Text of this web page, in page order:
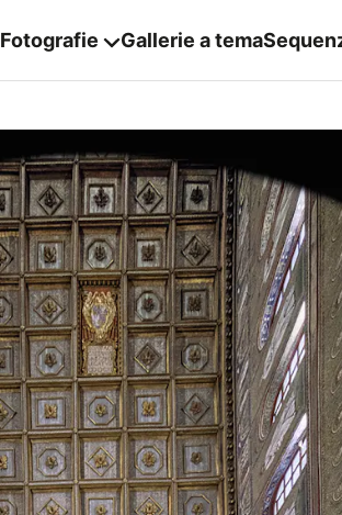
Fotografie Gallerie a tema